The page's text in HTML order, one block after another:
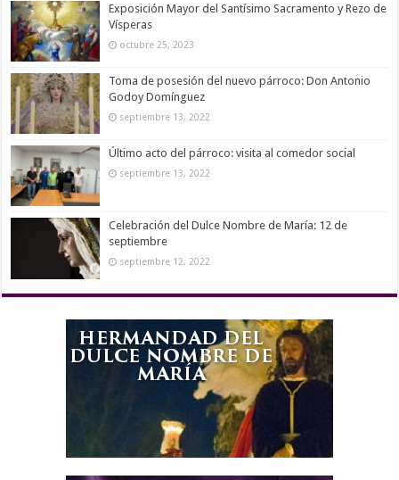
Exposición Mayor del Santísimo Sacramento y Rezo de
Vísperas
octubre 25, 2023
Toma de posesión del nuevo párroco: Don Antonio
Godoy Domínguez
septiembre 13, 2022
Último acto del párroco: visita al comedor social
septiembre 13, 2022
Celebración del Dulce Nombre de María: 12 de
septiembre
septiembre 12, 2022